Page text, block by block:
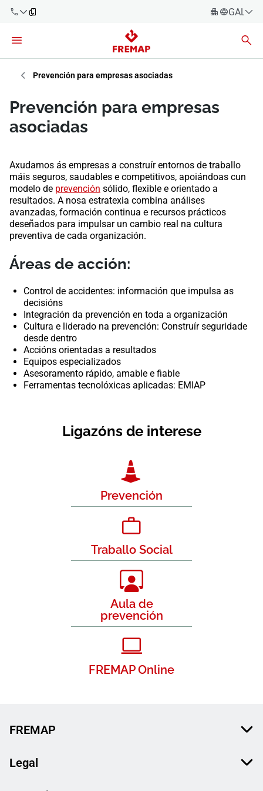
900 61 00
61
+34 91
919 61 61
900 61 00
61
Español
Empresas
Traballadores
Autónomos
provedores
Prevención para empresas asociadas
Prevención para empresas
asociadas
Axudamos ás empresas a construír entornos de traballo
máis seguros, saudables e competitivos, apoiándoas cun
modelo de prevención sólido, flexible e orientado a
resultados. A nosa estratexia combina análises
avanzadas, formación continua e recursos prácticos
deseñados para impulsar un cambio real na cultura
preventiva de cada organización.
Áreas de acción:
Control de accidentes: información que impulsa as
decisións
Integración da prevención en toda a organización
Cultura e liderado na prevención: Construír seguridade
desde dentro
Accións orientadas a resultados
Equipos especializados
Asesoramento rápido, amable e fiable
Ferramentas tecnolóxicas aplicadas: EMIAP
Ligazóns de interese
Prevención
Traballo Social
Aula de
prevención
FREMAP Online
FREMAP
Legal